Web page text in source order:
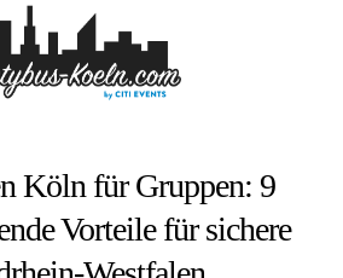
Köln für Gruppen: 9
Vorteile für sichere